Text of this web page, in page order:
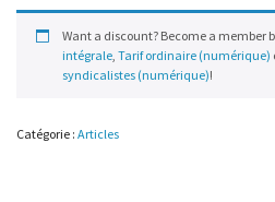
Want a discount? Become a member
intégrale, Tarif ordinaire (numérique)
syndicalistes (numérique)!
Catégorie : Articles